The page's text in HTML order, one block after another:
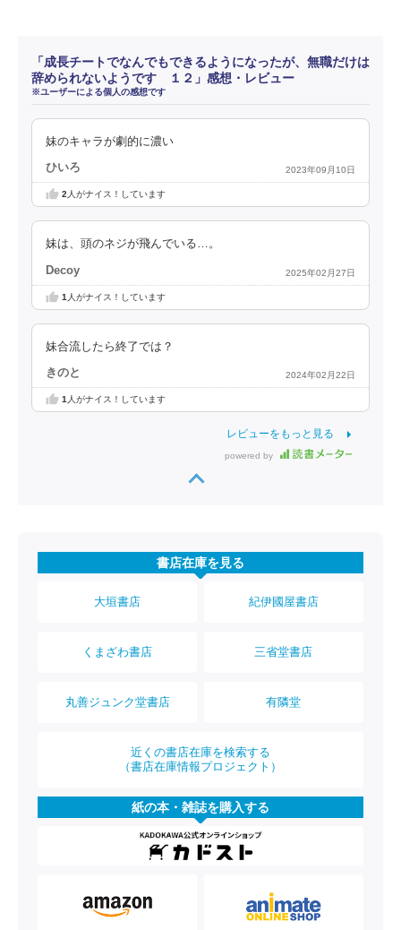
「成長チートでなんでもできるようになったが、無職だけは
辞められないようです １２」感想・レビュー
※ユーザーによる個人の感想です
妹のキャラが劇的に濃い
ひいろ 2023年09月10日
2人がナイス！しています
妹は、頭のネジが飛んでいる…。
Decoy 2025年02月27日
1 人がナイス！しています
妹合流したら終了では？
きのと 2024年02月22日
1人がナイス！しています
レビューをもっと見る
powered by
書店在庫を見る
大垣書店 紀伊國屋書店
くまざわ書店 三省堂書店
丸善ジュンク堂書店 有隣堂
近くの書店在庫を検索する
（書店在庫情報プロジェクト）
紙の本・雑誌を購入する